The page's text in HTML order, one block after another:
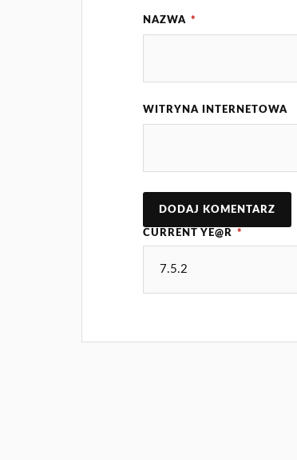
NAZWA *
WITRYNA INTERNETOWA
CURRENT YE@R *